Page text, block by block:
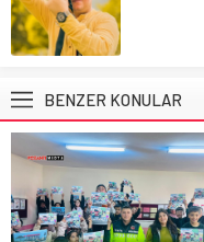
BENZER KONULAR